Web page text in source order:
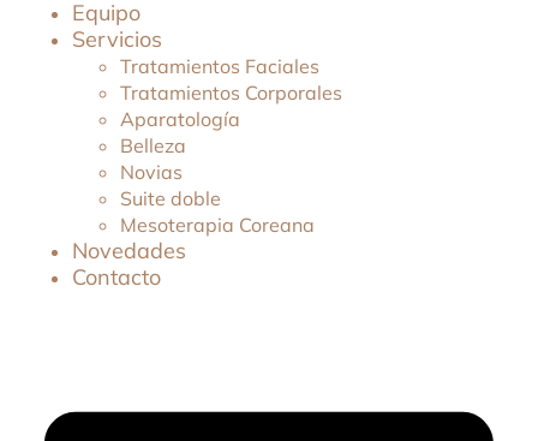
Equipo
Servicios
Tratamientos Faciales
Tratamientos Corporales
Aparatología
Belleza
Novias
Suite doble
Mesoterapia Coreana
Novedades
Contacto